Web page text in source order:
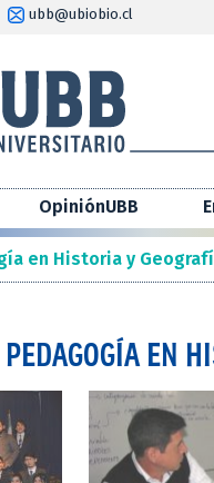
ubb@ubiobio.cl
OpiniónUBB
en Historia y
EN